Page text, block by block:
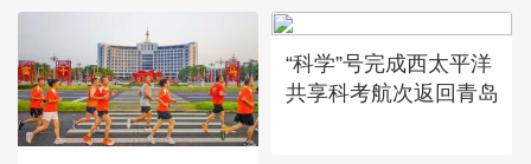
“科学”号完成西太平洋
共享科考航次返回青岛